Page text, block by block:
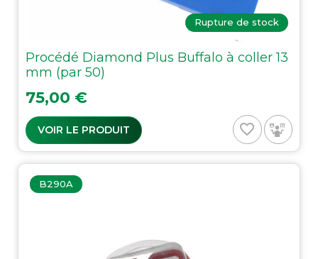
Rupture de stock
Procédé Diamond Plus Buffalo à coller 13
mm (par 50)
Prix
75,00 €
VOIR LE PRODUIT favorite_border
B290A